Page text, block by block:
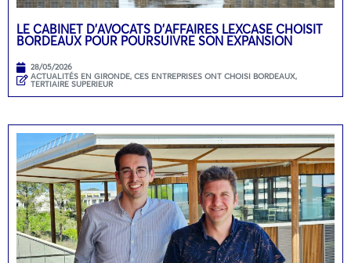
LE CABINET D’AVOCATS D’AFFAIRES LEXCASE CHOISIT
BORDEAUX POUR POURSUIVRE SON EXPANSION
28/05/2026
ACTUALITÉS EN GIRONDE, CES ENTREPRISES ONT CHOISI BORDEAUX,
TERTIAIRE SUPERIEUR